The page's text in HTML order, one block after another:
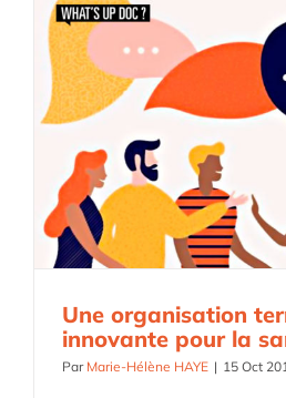
Une organisation
innovante pour la
Par Marie-Hélène HAYE | 15 Oct